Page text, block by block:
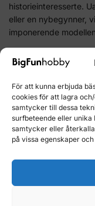
För att kunna erbjuda
cookies för att lagra
samtycker till dessa
surfbeteende eller unika
samtycker eller
på vissa egenskaper
historieinteresserte.
eller en nybegynner,
imponerende
Utforsk den
modellbyggingens
historie.
Bestill ditt
Relaterade